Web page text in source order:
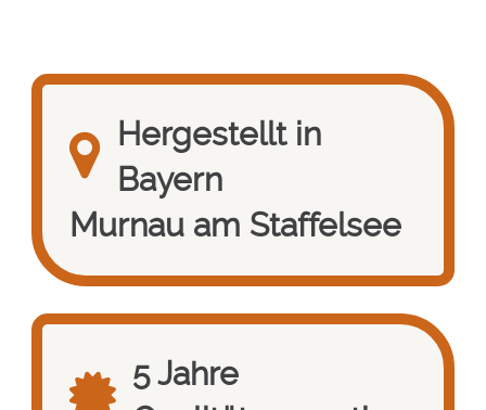
Hergestellt in
Bayern
Murnau am Staffelsee
5 Jahre